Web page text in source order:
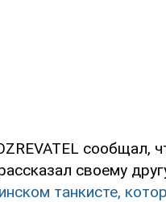
сообщал,
своему
танкисте,